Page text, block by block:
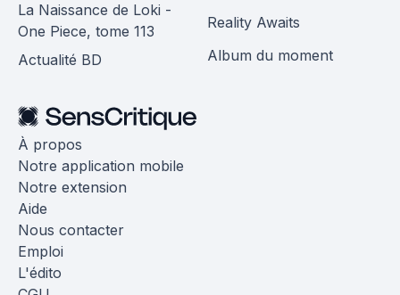
La Naissance de Loki -
One Piece, tome 113
Actualité BD
Reality Awaits
Album du moment
À propos
Notre application mobile
Notre extension
Aide
Nous contacter
Emploi
L'édito